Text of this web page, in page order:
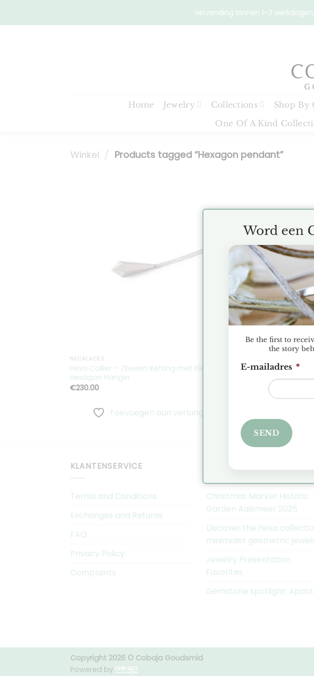
Verzending binnen 1–3
Home Jewelry Collections Shop By
One Of A Kind
Winkel / Products tagged “Hexagon pendant”
NECKLACES
Hexa Collier – Zilveren Ketting met Kleine
Hexagon Hanger
€230.00
Toevoegen aan verlanglijst
Hexa Necklace –
with Hexagon
280.00
KLANTENSERVICE
Terms and Conditions
Exchanges and Returns
FAQ
Privacy Policy
Complaints
Christmas Market Historic
Garden Aalsmeer 2025
Discover the Hexa
minimalist geometric
Jewelry Presentation
Favorites
Gemstone spotlight:
Copyright 2026 © Cobaja Goudsmid
Powered by
Word een
Be the first to
the story
E-mailadres *
SEND